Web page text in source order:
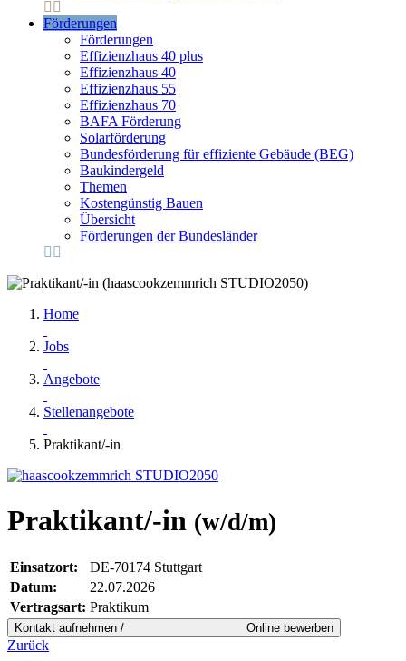
Förderungen
Förderungen
Effizienzhaus 40 plus
Effizienzhaus 40
Effizienzhaus 55
Effizienzhaus 70
BAFA Förderung
Solarförderung
Bundesförderung für effiziente Gebäude (BEG)
Baukindergeld
Themen
Kostengünstig Bauen
Übersicht
Förderungen der Bundesländer
Home
Jobs
Angebote
Stellenangebote
Praktikant/-in
Praktikant/-in (w/d/m)
Einsatzort:
DE-70174 Stuttgart
Datum:
22.07.2026
Vertragsart: Praktikum
Zurück